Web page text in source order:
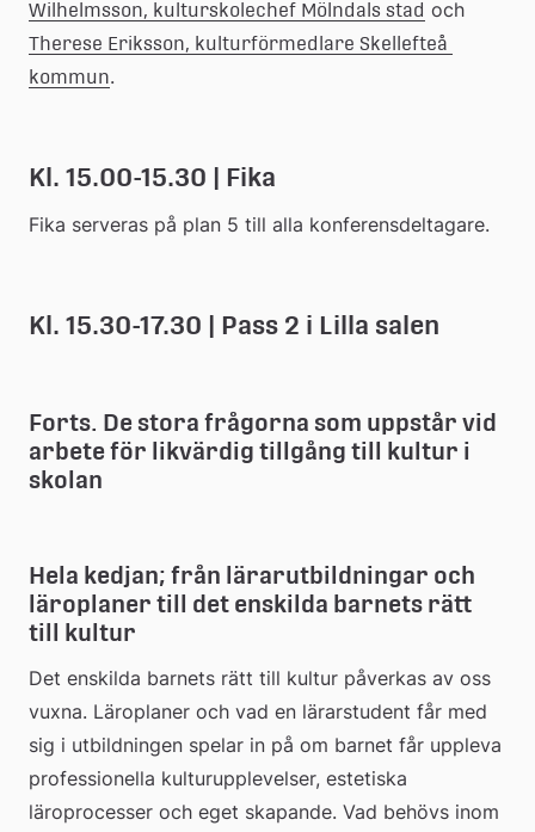
Wilhelmsson, kulturskolechef Mölndals stad
Therese Eriksson, kulturförmedlare Skellefteå
kommun.
Kl. 15.00-15.30 | Fika
Fika serveras på plan 5 till alla konferensdeltagare.
Kl. 15.30-17.30 | Pass 2 i Lilla salen
Forts. De stora frågorna som uppstår vid
arbete för likvärdig tillgång till kultur i
skolan
Hela kedjan; från lärarutbildningar och
läroplaner till det enskilda barnets rätt
till kultur
Det enskilda barnets rätt till kultur påverkas av oss
vuxna. Läroplaner och vad en lärarstudent får med
sig i utbildningen spelar in på om barnet får uppleva
professionella kulturupplevelser, estetiska
läroprocesser och eget skapande. Vad behövs inom